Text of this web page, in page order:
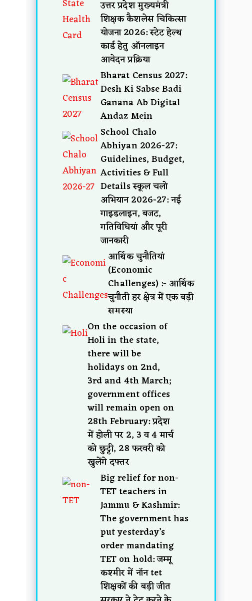
उत्तर प्रदेश मुख्यमंत्री
शिक्षक कैशलेस चिकित्सा
योजना 2026: स्टेट हेल्थ
कार्ड हेतु ऑनलाइन
आवेदन प्रक्रिया
Bharat Census 2027:
Desh Ki Sabse Badi
Ganana Ab Digital
Andaz Mein
School Chalo
Abhiyan 2026-27:
Guidelines, Budget,
Activities & Full
Details स्कूल चलो
अभियान 2026-27: नई
गाइडलाइन, बजट,
गतिविधियां और पूरी
जानकारी
आर्थिक चुनौतियां
(Economic
Challenges) :- आर्थिक
चुनौती हर क्षेत्र में एक बड़ी
समस्या
On the occasion of
Holi in the state,
there will be
holidays on 2nd,
3rd and 4th March;
government offices
will remain open on
28th February: प्रदेश
में होली पर 2, 3 व 4 मार्च
को छुट्टी, 28 फरवरी को
खुलेंगे दफ्तर
Big relief for non-
TET teachers in
Jammu & Kashmir:
The government has
put yesterday’s
order mandating
TET on hold: जम्मू
कश्मीर में नॉन tet
शिक्षकों की बड़ी जीत